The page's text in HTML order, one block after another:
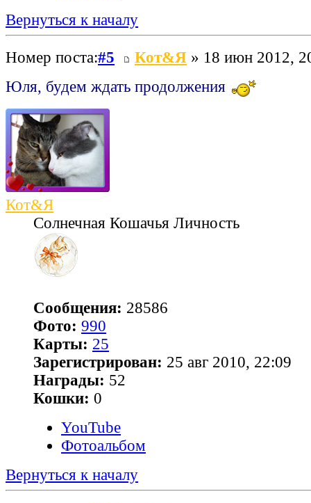
Вернуться к началу
Номер поста:#5 Кот&Я » 18 июн 2012,
Юля, будем ждать продолжения
Кот&Я
Солнечная Кошачья Личность
Сообщения: 28586
Фото: 990
Карты: 25
Зарегистрирован: 25 авг 2010, 22:09
Награды: 52
Кошки: 0
YouTube
Фотоальбом
Вернуться к началу